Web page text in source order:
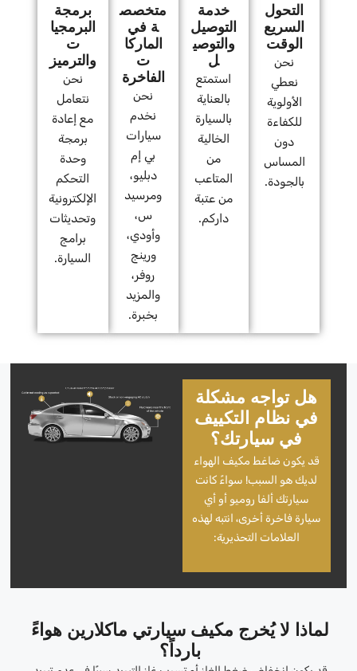
التحول
السريع
الوقت
نحن
نعطي
الأولوية
للكفاءة
دون
المساس
بالجودة.
خدمة
التوصيل
والتوصي
ل
استمتع
بالعناية
بالسيارة
الخالية
من
المتاعب
من عتبة
داركم.
متخصص
ة في
الماركا
ت
الفاخرة
نحن
نخدم
سيارات
بي إم
دبليو،
ومرسيد
س،
وأودي،
ورينج
روفر،
والمزيد
بخبرة.
برمجة
البرمجيا
ت
والترميز
نحن
نتعامل
مع إعادة
برمجة
وحدة
التحكم
الإلكترونية
وتحديثات
برامج
السيارة.
هل تواجه مشكلة
في نظام التكييف
في سيارتك؟
قد يكون ضاغط مكيف الهواء
لديك هو السبب! سواءً كانت
سيارتك ألفا روميو أو أي
سيارة فاخرة أخرى، انتبه لهذه
العلامات التحذيرية:
لماذا لا يُخرج مكيف سيارتي ماكلارين هواءً
بارداً؟